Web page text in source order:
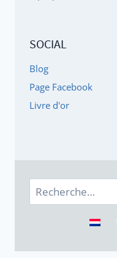
SOCIAL
Blog
Page Facebook
Livre d'or
Rechercher :